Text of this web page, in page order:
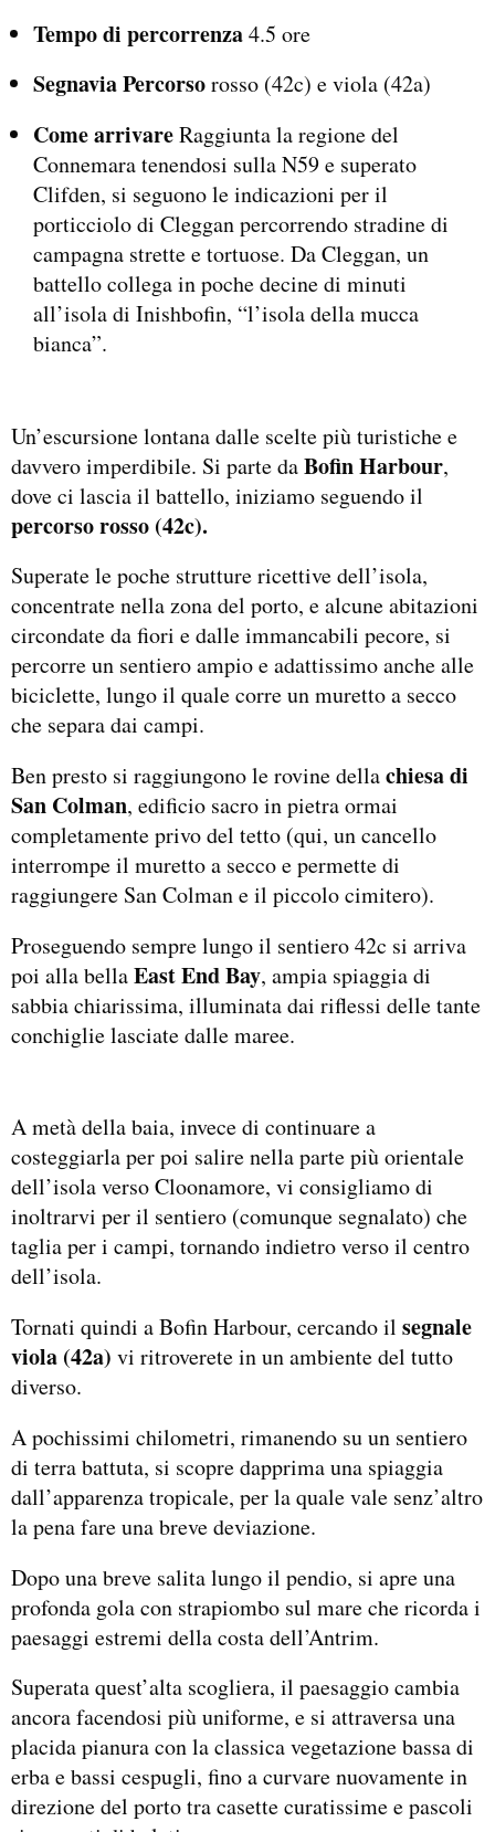
Tempo di percorrenza4.5 ore
Segnavia Percorsorosso (42c) e viola (42a)
Come arrivareRaggiunta la regione del
Connemara tenendosi sulla N59 e superato
Clifden, si seguono le indicazioni per il
porticciolo di Cleggan percorrendo stradine di
campagna strette e tortuose. Da Cleggan, un
battello collega in poche decine di minuti
all’isola di Inishbofin, “l’isola della mucca
bianca”.
Un’escursione lontana dalle scelte più turistiche e
davvero imperdibile. Si parte daBofin Harbour,
dove ci lascia il battello, iniziamo seguendo il
percorso rosso (42c).
Superate le poche strutture ricettive dell’isola,
concentrate nella zona del porto, e alcune abitazioni
circondate da fiori e dalle immancabili pecore, si
percorre un sentiero ampio e adattissimo anche alle
biciclette, lungo il quale corre un muretto a secco
che separa dai campi.
Ben presto si raggiungono le rovine dellachiesa di
San Colman, edificio sacro in pietra ormai
completamente privo del tetto (qui, un cancello
interrompe il muretto a secco e permette di
raggiungere San Colman e il piccolo cimitero).
Proseguendo sempre lungo il sentiero 42c si arriva
poi alla bellaEast End Bay, ampia spiaggia di
sabbia chiarissima, illuminata dai riflessi delle tante
conchiglie lasciate dalle maree.
A metà della baia, invece di continuare a
costeggiarla per poi salire nella parte più orientale
dell’isola verso Cloonamore, vi consigliamo di
inoltrarvi per il sentiero (comunque segnalato) che
taglia per i campi, tornando indietro verso il centro
dell’isola.
Tornati quindi a Bofin Harbour, cercando il segnale
viola (42a) vi ritroverete in un ambiente del tutto
diverso.
A pochissimi chilometri, rimanendo su un sentiero
di terra battuta, si scopre dapprima una spiaggia
dall’apparenza tropicale, per la quale vale senz’altro
la pena fare una breve deviazione.
Dopo una breve salita lungo il pendio, si apre una
profonda gola con strapiombo sul mare che ricorda i
paesaggi estremi della costa dell’Antrim.
Superata quest’alta scogliera, il paesaggio cambia
ancora facendosi più uniforme, e si attraversa una
placida pianura con la classica vegetazione bassa di
erba e bassi cespugli, fino a curvare nuovamente in
direzione del porto tra casette curatissime e pascoli